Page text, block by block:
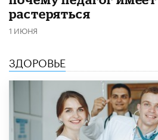
растеряться
1 ИЮНЯ
ЗДОРОВЬЕ